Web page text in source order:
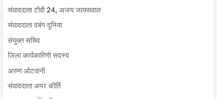
संवाददाता टीवी 24, अजय जायसवाल
संवाददाता दबंग दुनिया
संयुक्त सचिव
जिला कार्यकारिणी सदस्य
अरुण ओटवानी
संवाददाता अमर कीर्ति